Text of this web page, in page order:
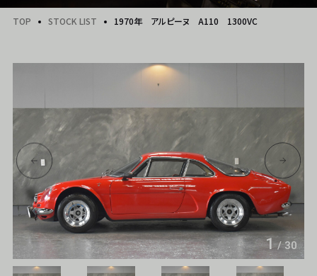
TOP STOCK LIST 1970年 アルピーヌ A110 1300VC
1/30